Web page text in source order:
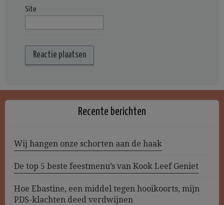
Site
Recente berichten
Wij hangen onze schorten aan de haak
De top 5 beste feestmenu’s van Kook Leef Geniet
Hoe Ebastine, een middel tegen hooikoorts, mijn
PDS-klachten deed verdwijnen